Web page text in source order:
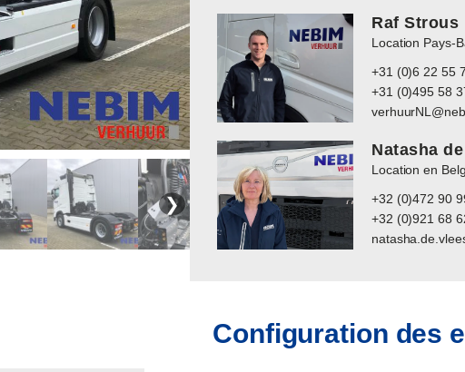
❯
Raf Strous
Location Pays-
+31 (0)6 22 55
+31 (0)495 58
Natasha
Location en
+32 (0)472 90
+32 (0)921 68
Configuration des